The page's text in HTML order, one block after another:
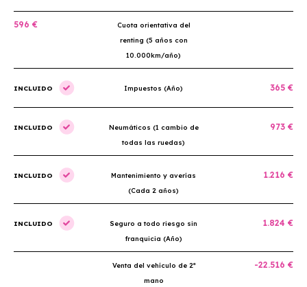
596 €
Cuota orientativa del
renting (5 años con
10.000km/año)
INCLUIDO Impuestos (Año) 365 €
INCLUIDO
Neumáticos (1 cambio de
todas las ruedas)
973 €
INCLUIDO
Mantenimiento y averías
(Cada 2 años)
1.216 €
INCLUIDO
Seguro a todo riesgo sin
franquicia (Año)
1.824 €
Venta del vehículo de 2ª
mano
-22.516 €